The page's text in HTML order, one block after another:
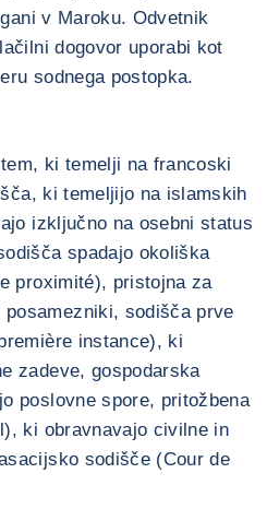
v Maroku. Odvetnik
dogovor uporabi kot
sodnega postopka.
ki temelji na francoski
ki temeljijo na islamskih
izključno na osebni status
spadajo okoliška
proximité), pristojna za
posamezniki, sodišča prve
instance), ki
zadeve, gospodarska
poslovne spore, pritožbena
ki obravnavajo civilne in
sodišče (Cour de